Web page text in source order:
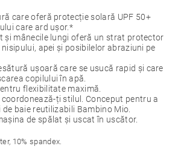
care oferă protecție solară UPF 50+
care ard ușor.*
și mânecile lungi oferă un strat protector
apei și posibilelor abraziuni pe
ușoară care se usucă rapid și care
copilului în apă.
flexibilitate maximă.
coordonează-ți stilul. Conceput pentru a
baie reutilizabili Bambino Mio.
de spălat și uscat în uscător.
10% spandex.